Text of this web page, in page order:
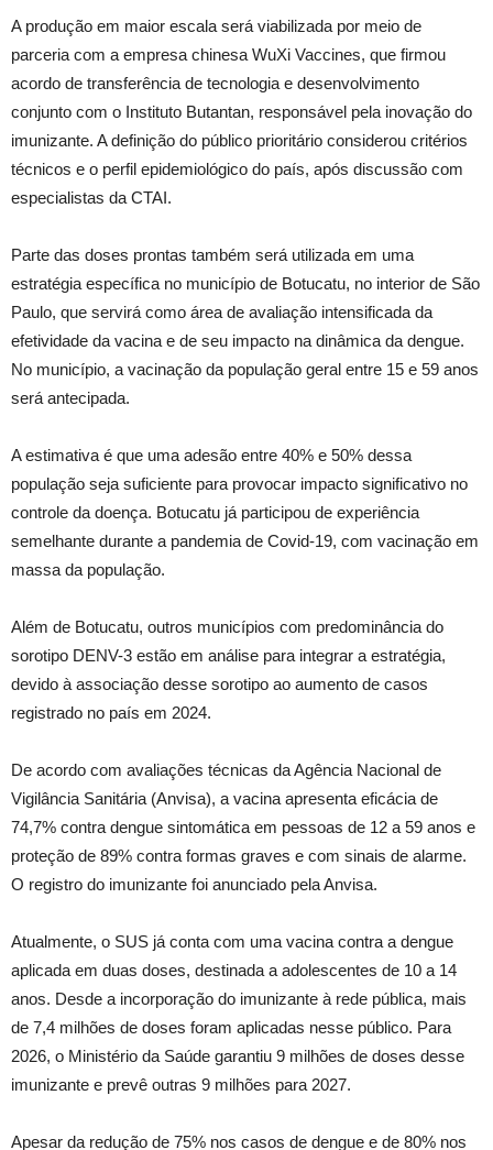
A produção em maior escala será viabilizada por meio de
parceria com a empresa chinesa WuXi Vaccines, que firmou
acordo de transferência de tecnologia e desenvolvimento
conjunto com o Instituto Butantan, responsável pela inovação do
imunizante. A definição do público prioritário considerou critérios
técnicos e o perfil epidemiológico do país, após discussão com
especialistas da CTAI.
Parte das doses prontas também será utilizada em uma
estratégia específica no município de Botucatu, no interior de São
Paulo, que servirá como área de avaliação intensificada da
efetividade da vacina e de seu impacto na dinâmica da dengue.
No município, a vacinação da população geral entre 15 e 59 anos
será antecipada.
A estimativa é que uma adesão entre 40% e 50% dessa
população seja suficiente para provocar impacto significativo no
controle da doença. Botucatu já participou de experiência
semelhante durante a pandemia de Covid-19, com vacinação em
massa da população.
Além de Botucatu, outros municípios com predominância do
sorotipo DENV-3 estão em análise para integrar a estratégia,
devido à associação desse sorotipo ao aumento de casos
registrado no país em 2024.
De acordo com avaliações técnicas da Agência Nacional de
Vigilância Sanitária (Anvisa), a vacina apresenta eficácia de
74,7% contra dengue sintomática em pessoas de 12 a 59 anos e
proteção de 89% contra formas graves e com sinais de alarme.
O registro do imunizante foi anunciado pela Anvisa.
Atualmente, o SUS já conta com uma vacina contra a dengue
aplicada em duas doses, destinada a adolescentes de 10 a 14
anos. Desde a incorporação do imunizante à rede pública, mais
de 7,4 milhões de doses foram aplicadas nesse público. Para
2026, o Ministério da Saúde garantiu 9 milhões de doses desse
imunizante e prevê outras 9 milhões para 2027.
Apesar da redução de 75% nos casos de dengue e de 80% nos